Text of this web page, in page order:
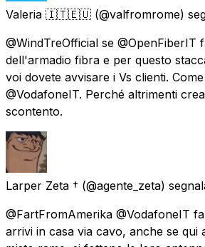
Valeria 🇮🇹🇪🇺 (@valfromrome)
@WindTreOfficial se @OpenFiberIT
dell'armadio fibra e per questo
voi dovete avvisare i Vs clienti.
@VodafoneIT. Perché altrimenti
scontento.
Larper Zeta † (@agente_zeta)
@FartFromAmerika @VodafoneIT
arrivi in casa via cavo, anche se qui